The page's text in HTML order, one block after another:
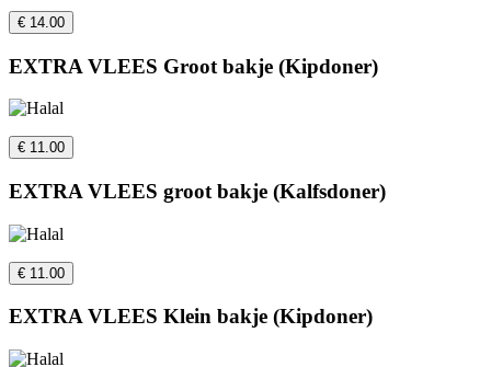
€ 14.00
EXTRA VLEES Groot bakje (Kipdoner)
€ 11.00
EXTRA VLEES groot bakje (Kalfsdoner)
€ 11.00
EXTRA VLEES Klein bakje (Kipdoner)